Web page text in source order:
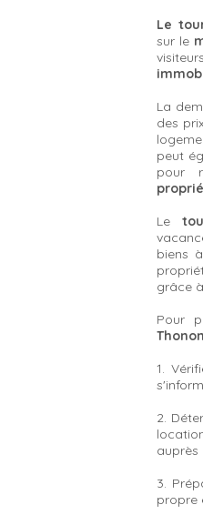
Le
sur le
La
des
peut
pour
Le
biens
grâce
Pour
1.
2.
auprès
3.
propre